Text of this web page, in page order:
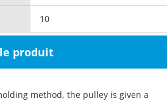
10
produit
method, the pulley is given a